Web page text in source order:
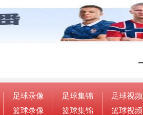
足球录像
篮球录像
足球集锦
篮球集锦
足球视频
篮球视频